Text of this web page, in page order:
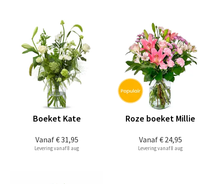
Vanaf€ 31,95
Boeket Kate
Levering vanaf 8 aug
Vanaf€ 24,95
Roze boeket Millie
Levering vanaf 8 aug